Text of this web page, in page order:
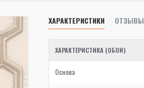
ХАРАКТЕРИСТИКИ ОТЗЫВЫ
ХАРАКТЕРИСТИКА (ОБОИ)
Основа